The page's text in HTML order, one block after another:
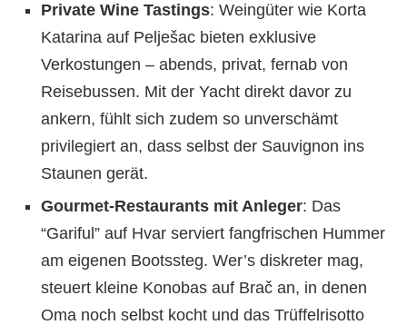
Private Wine Tastings: Weingüter wie Korta
Katarina auf Pelješac bieten exklusive
Verkostungen – abends, privat, fernab von
Reisebussen. Mit der Yacht direkt davor zu
ankern, fühlt sich zudem so unverschämt
privilegiert an, dass selbst der Sauvignon ins
Staunen gerät.
Gourmet-Restaurants mit Anleger: Das
“Gariful” auf Hvar serviert fangfrischen Hummer
am eigenen Bootssteg. Wer’s diskreter mag,
steuert kleine Konobas auf Brač an, in denen
Oma noch selbst kocht und das Trüffelrisotto